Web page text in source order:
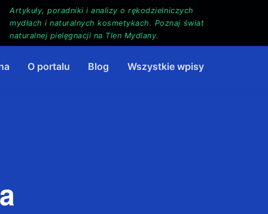
Artykuły, poradniki i analizy o rękodzielniczych
mydłach i naturalnych kosmetykach. Poznaj świat
naturalnej pielęgnacji na Tlen Mydlany.
O portalu Blog Wszystkie wpisy